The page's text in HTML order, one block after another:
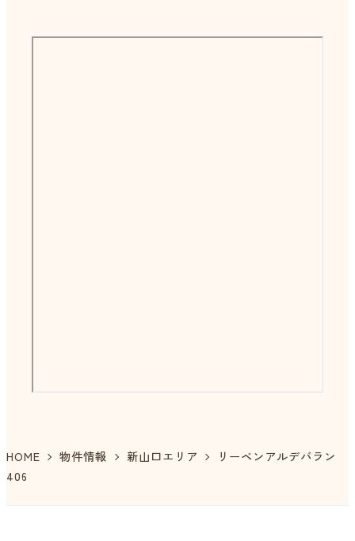
HOME 物件情報 新山口エリア
リーベンアルデバラン
406